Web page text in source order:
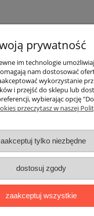
Moje konto
Płatności i dostawa
Informacje
O nas
(od poniedziałku do piątku, w
510282022,795154139
prywatność
im technologie
nam dostosować
wykorzystanie
i przejść do sklepu lub
wybierając opcję
przeczytasz w naszej
tylko niezbędne
dostosuj zgody
zaakceptuj wszystkie